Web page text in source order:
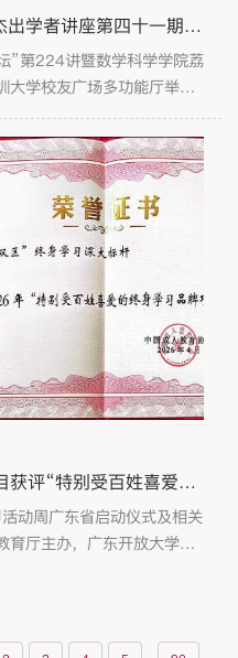
“深大讲坛”第224讲暨荔园杰出学者讲座第四十一期开讲
”第224讲暨数学科学学院荔
大学校友广场多功能厅举
、北京大学数学科学学院院
目为“椭圆曲线与模形式及其
院名誉院长王跃飞教授主
的到来表示热烈欢迎，并简
川院士1980年出生，2025
“双区”终身学习深大标杆项目获评“特别受百姓喜爱的终身学习品牌项目”
动周广东省启动仪式及相关
育厅主办，广东开放大学承
项目获评“特别受百姓喜爱的